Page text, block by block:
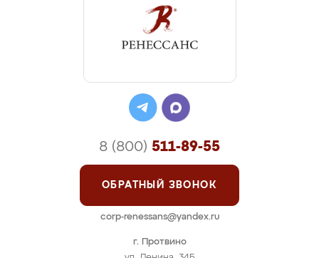
г. Протвино
8 (800) 511-89-55
ОБРАТНЫЙ ЗВОНОК
corp-renessans@yandex.ru